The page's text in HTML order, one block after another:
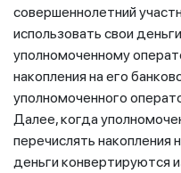
совершеннолетний
использовать свои
уполномоченному
накопления на его
уполномоченного
Далее, когда
перечислять накопления
деньги конвертируются